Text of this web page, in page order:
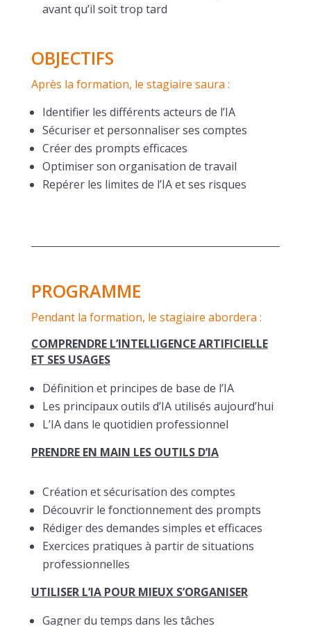
avant qu’il soit trop tard
OBJECTIFS
Après la formation, le stagiaire saura :
Identifier les différents acteurs de l’IA
Sécuriser et personnaliser ses comptes
Créer des prompts efficaces
Optimiser son organisation de travail
Repérer les limites de l’IA et ses risques
PROGRAMME
Pendant la formation, le stagiaire abordera :
COMPRENDRE L’INTELLIGENCE ARTIFICIELLE
ET SES USAGES
Définition et principes de base de l’IA
Les principaux outils d’IA utilisés aujourd’hui
L’IA dans le quotidien professionnel
PRENDRE EN MAIN LES OUTILS D’IA
Création et sécurisation des comptes
Découvrir le fonctionnement des prompts
Rédiger des demandes simples et efficaces
Exercices pratiques à partir de situations
professionnelles
UTILISER L’IA POUR MIEUX S’ORGANISER
Gagner du temps dans les tâches